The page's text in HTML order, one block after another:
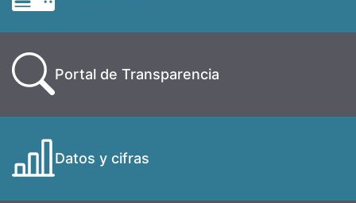
Portal de Transparencia
Datos y cifras